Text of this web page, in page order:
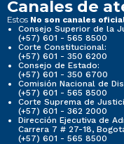
Canales de
Estos No son canales
Consejo Superior de la
(+57) 601 - 565 8500
Corte Constitucional:
(+57) 601 - 350 6200
Consejo de Estado:
(+57) 601 - 350 6700
Comisión Nacional de
(+57) 601 - 565 8500
Corte Suprema de
(+57) 601 - 362 2000
Dirección Ejecutiva de
Carrera 7 # 27-18,
(+57) 601 - 565 8500